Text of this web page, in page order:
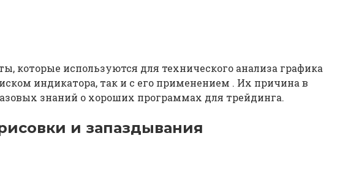
которые используются для технического анализа графика
индикатора, так и с его применением . Их причина в
знаний о хороших программах для трейдинга.
и запаздывания